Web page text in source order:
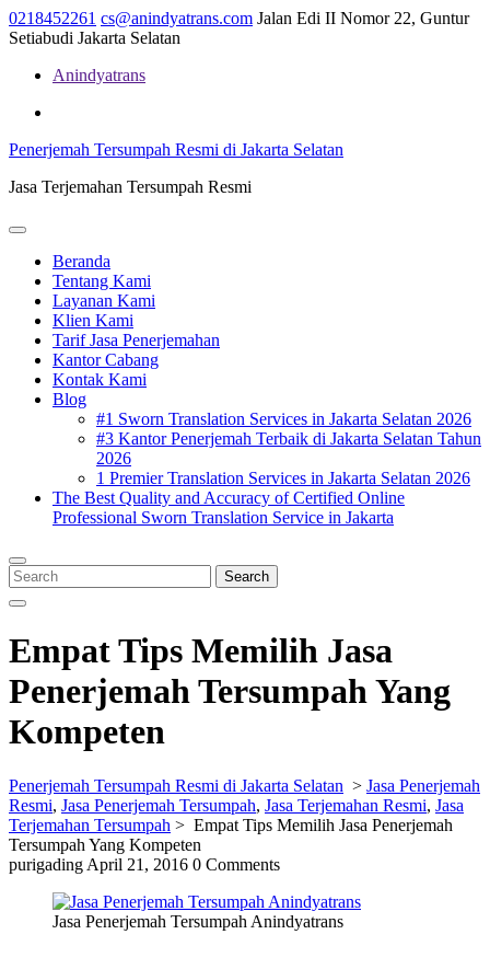
Skip
to
0218452261 cs@anindyatrans.com Jalan Edi II Nomor 22, Guntur
Setiabudi Jakarta Selatan
Anindyatrans
Penerjemah Tersumpah Resmi di Jakarta Selatan
Jasa Terjemahan Tersumpah Resmi
Open
Beranda
Tentang Kami
Layanan Kami
Klien Kami
Tarif Jasa Penerjemahan
Kantor Cabang
Kontak Kami
Blog
#1 Sworn Translation Services in Jakarta Selatan 2026
#3 Kantor Penerjemah Terbaik di Jakarta Selatan Tahun
2026
1 Premier Translation Services in Jakarta Selatan 2026
The Best Quality and Accuracy of Certified Online
Professional Sworn Translation Service in Jakarta
Close
Menu
Search
for:
Search
Empat Tips Memilih Jasa
Penerjemah Tersumpah Yang
Kompeten
Penerjemah Tersumpah Resmi di Jakarta Selatan > Jasa Penerjemah
Resmi, Jasa Penerjemah Tersumpah, Jasa Terjemahan Resmi, Jasa
Terjemahan Tersumpah > Empat Tips Memilih Jasa Penerjemah
Tersumpah Yang Kompeten
purigading April 21, 2016 0 Comments
Jasa Penerjemah Tersumpah Anindyatrans